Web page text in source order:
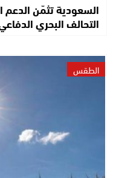
السعودية تثمّن الدعم
التحالف البحري
الطقس